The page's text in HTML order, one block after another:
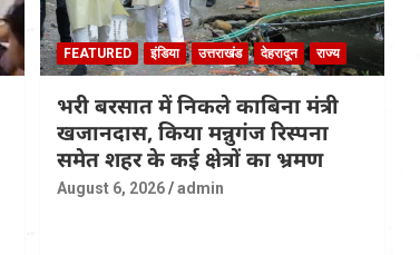
FEATURED इंडिया उत्तराखंड देहरादून राज्य
भरी बरसात में निकले काबिना मंत्री
खजानदास, किया मन्नुगंज रिस्पना
समेत शहर के कई क्षेत्रों का भ्रमण
August 6, 2026 admin